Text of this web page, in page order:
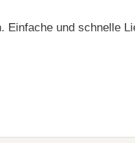
Einfache und schnelle